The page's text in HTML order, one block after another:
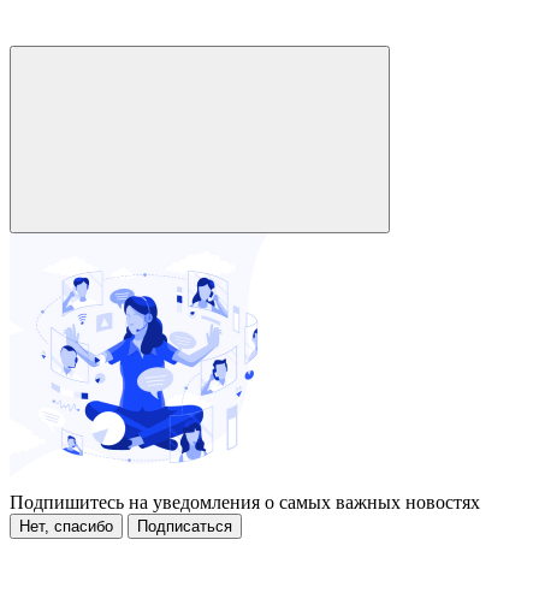
Подпишитесь на уведомления о самых важных новостях
Нет, спасибо Подписаться